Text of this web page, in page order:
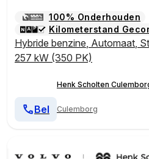
100% Onderhouden
Kilometerstand
Hybride benzine, Automaat,
257 kW (350 PK)
Henk Scholten
Culemborg
Bel